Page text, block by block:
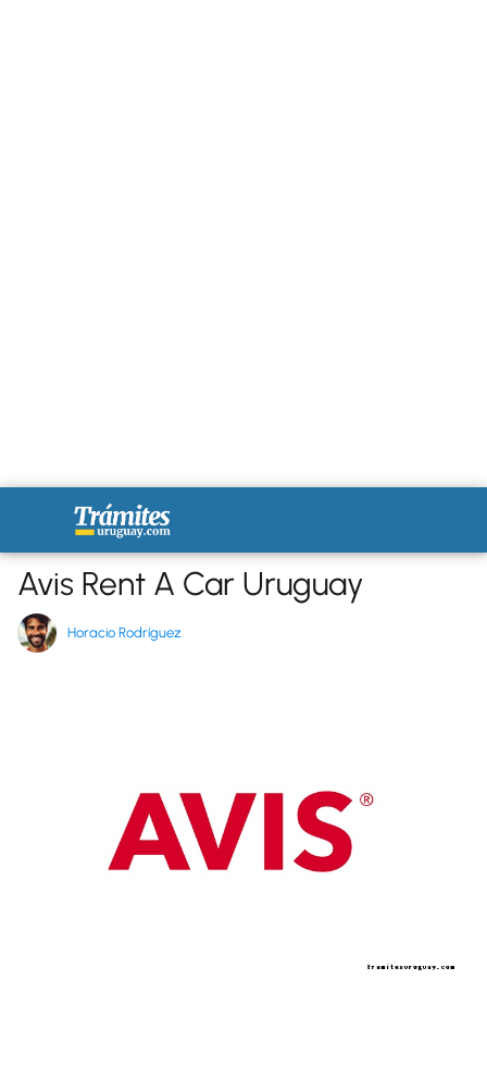
Avis Rent A Car Uruguay
Horacio Rodríguez